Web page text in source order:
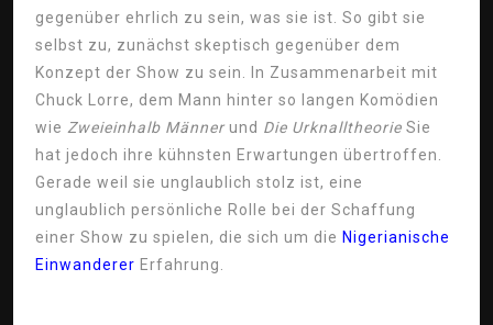
gegenüber ehrlich zu sein, was sie ist. So gibt sie
selbst zu, zunächst skeptisch gegenüber dem
Konzept der Show zu sein. In Zusammenarbeit mit
Chuck Lorre, dem Mann hinter so langen Komödien
wie Zweieinhalb Männer und Die Urknalltheorie Sie
hat jedoch ihre kühnsten Erwartungen übertroffen.
Gerade weil sie unglaublich stolz ist, eine
unglaublich persönliche Rolle bei der Schaffung
einer Show zu spielen, die sich um die Nigerianische
Einwanderer Erfahrung.